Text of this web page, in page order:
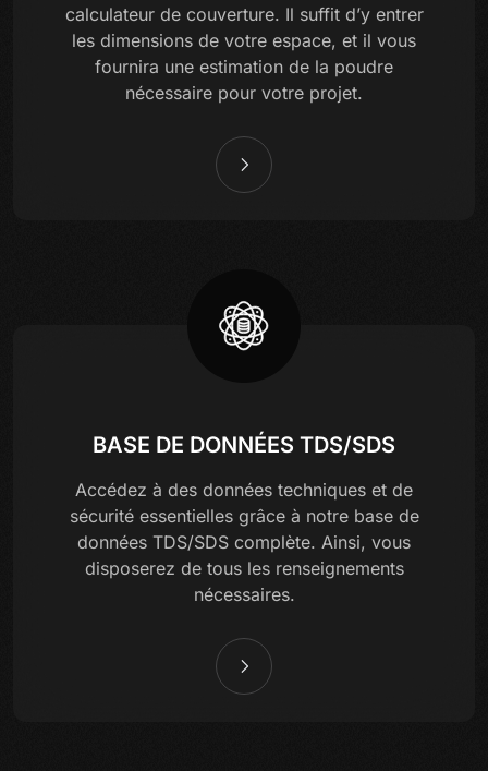
calculateur de couverture. Il suffit d’y entrer
les dimensions de votre espace, et il vous
fournira une estimation de la poudre
nécessaire pour votre projet.
BASE DE DONNÉES TDS/SDS
Accédez à des données techniques et de
sécurité essentielles grâce à notre base de
données TDS/SDS complète. Ainsi, vous
disposerez de tous les renseignements
nécessaires.